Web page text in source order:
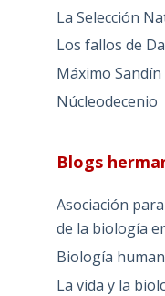
La Selección
Los fallos de
Máximo Sandín
Núcleodecenio
Blogs
Asociación
de la biología
Biología
La vida y la